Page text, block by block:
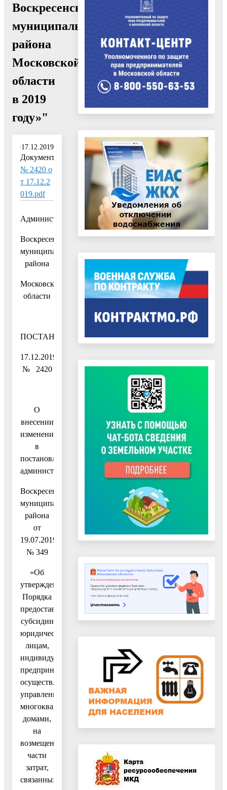
Воскресенского
муниципального
района
Московской
области
в 2019
году»"
17.12.2019
Документ:
№ 2420 о
т 17.12.2
019.pdf
Администрация
Воскресенского
муниципального
района
Московской
области
ПОСТАНОВЛЕНИЕ
17.12.2019
№ 2420
О
внесении
изменений
в
постановление
администрации
Воскресенского
муниципального
района
от
19.07.2019
№ 349
«Об
утверждении
Порядка
предоставления
субсидии
юридическим
лицам,
индивидуальным
предпринимателям,
осуществляющим
управление
многоквартирными
домами,
на
возмещение
части
затрат,
связанных